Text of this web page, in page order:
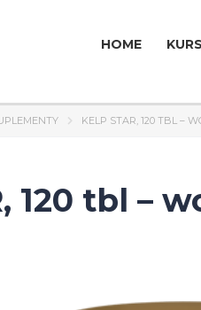
HOME
KELP STAR, 120 TBL –
120 tbl –